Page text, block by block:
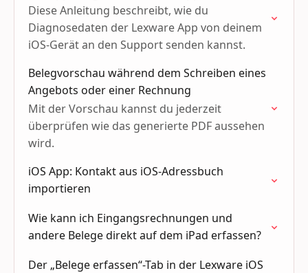
Diese Anleitung beschreibt, wie du
Diagnosedaten der Lexware App von deinem
iOS-Gerät an den Support senden kannst.
Belegvorschau während dem Schreiben eines
Angebots oder einer Rechnung
Mit der Vorschau kannst du jederzeit
überprüfen wie das generierte PDF aussehen
wird.
iOS App: Kontakt aus iOS-Adressbuch
importieren
Wie kann ich Eingangsrechnungen und
andere Belege direkt auf dem iPad erfassen?
Der „Belege erfassen“-Tab in der Lexware iOS